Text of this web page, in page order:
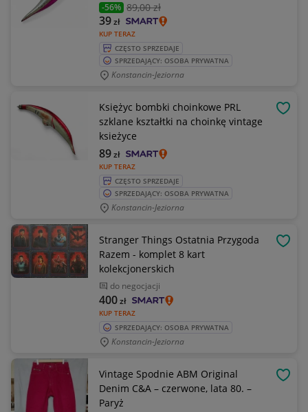
-56% 89,00 zł
KUP TERAZ
39zł
CZĘSTO SPRZEDAJE
SPRZEDAJĄCY: OSOBA PRYWATNA
Konstancin-Jeziorna
Księżyc bombki choinkowe PRL
szklane kształtki na choinkę vintage
ksieżyce
KUP TERAZ
89zł
CZĘSTO SPRZEDAJE
SPRZEDAJĄCY: OSOBA PRYWATNA
Konstancin-Jeziorna
Stranger Things Ostatnia Przygoda
Razem - komplet 8 kart
kolekcjonerskich
do negocjacji
KUP TERAZ
400zł
SPRZEDAJĄCY: OSOBA PRYWATNA
Konstancin-Jeziorna
Vintage Spodnie ABM Original
Denim C&A – czerwone, lata 80. –
Paryż